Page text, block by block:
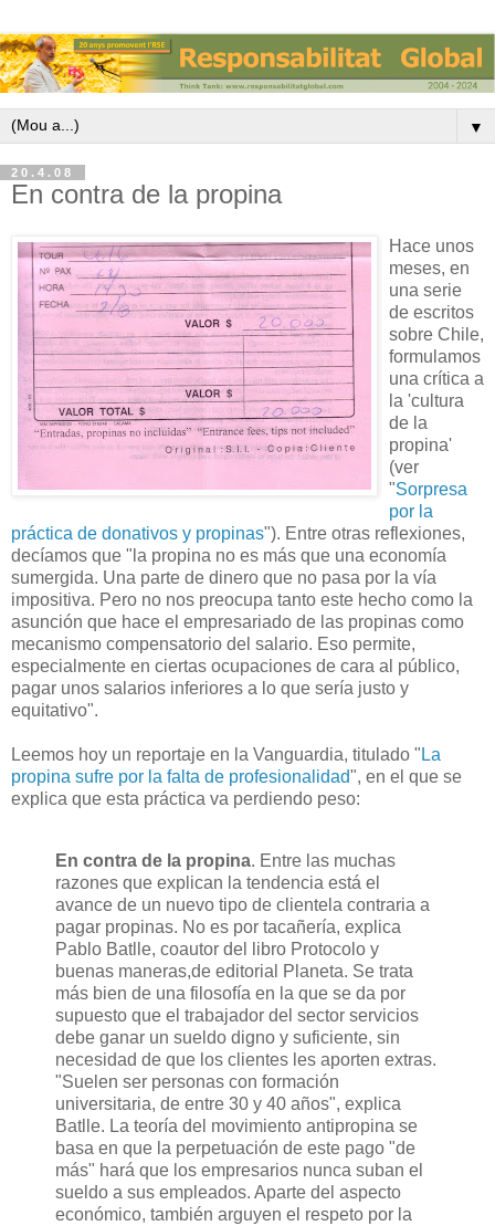
▼
20.4.08
En contra de la propina
Hace unos
meses, en
una serie
de escritos
sobre Chile,
formulamos
una crítica a
la 'cultura
de la
propina'
(ver
"Sorpresa
por la
práctica de donativos y propinas"). Entre otras reflexiones,
decíamos que "la propina no es más que una economía
sumergida. Una parte de dinero que no pasa por la vía
impositiva. Pero no nos preocupa tanto este hecho como la
asunción que hace el empresariado de las propinas como
mecanismo compensatorio del salario. Eso permite,
especialmente en ciertas ocupaciones de cara al público,
pagar unos salarios inferiores a lo que sería justo y
equitativo".
Leemos hoy un reportaje en la Vanguardia, titulado " La
propina sufre por la falta de profesionalidad", en el que se
explica que esta práctica va perdiendo peso:
En contra de la propina. Entre las muchas
razones que explican la tendencia está el
avance de un nuevo tipo de clientela contraria a
pagar propinas. No es por tacañería, explica
Pablo Batlle, coautor del libro Protocolo y
buenas maneras,de editorial Planeta. Se trata
más bien de una filosofía en la que se da por
supuesto que el trabajador del sector servicios
debe ganar un sueldo digno y suficiente, sin
necesidad de que los clientes les aporten extras.
"Suelen ser personas con formación
universitaria, de entre 30 y 40 años", explica
Batlle. La teoría del movimiento antipropina se
basa en que la perpetuación de este pago "de
más" hará que los empresarios nunca suban el
sueldo a sus empleados. Aparte del aspecto
económico, también arguyen el respeto por la